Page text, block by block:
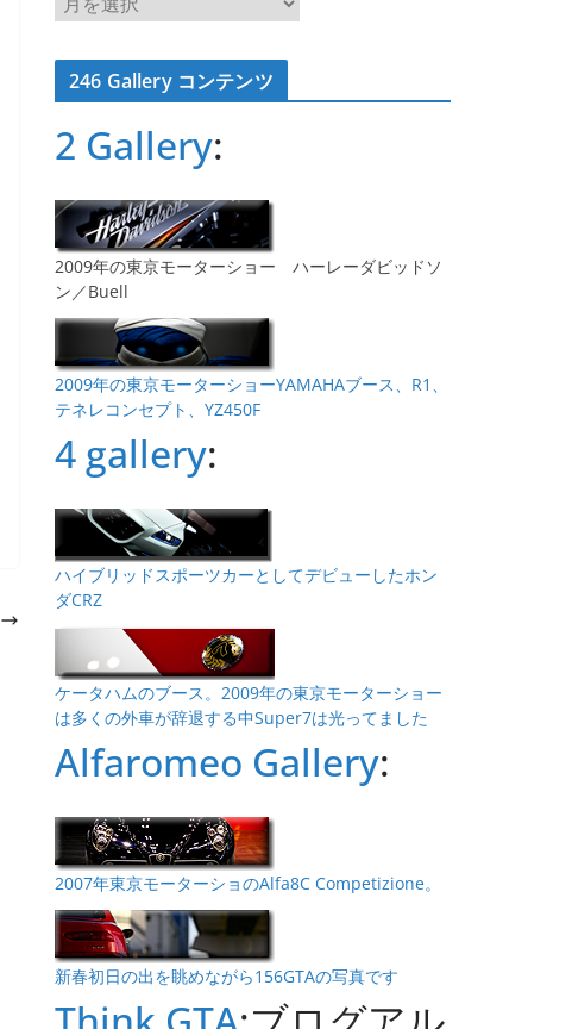
ー
カ
イ246 Gallery コンテンツ
2 Gallery:
2009年の東京モーターショー ハーレーダビッドソ
ン／Buell
2009年の東京モーターショーYAMAHAブース、R1、
テネレコンセプト、YZ450F
4 gallery:
ハイブリッドスポーツカーとしてデビューしたホン
ダCRZ
ケータハムのブース。2009年の東京モーターショー
は多くの外車が辞退する中Super7は光ってました
Alfaromeo Gallery:
2007年東京モーターショのAlfa8C Competizione。
新春初日の出を眺めながら156GTAの写真です